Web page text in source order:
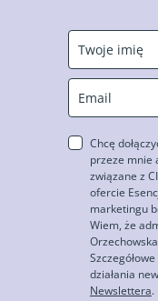
Chcę
przeze mnie
związane z
ofercie
marketingu
Wiem, że
działania
Newslettera.